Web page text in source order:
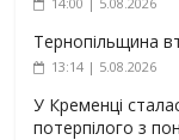
Тернопільщина
13:14 | 5.08.2026
У Кременці
потерпілого з